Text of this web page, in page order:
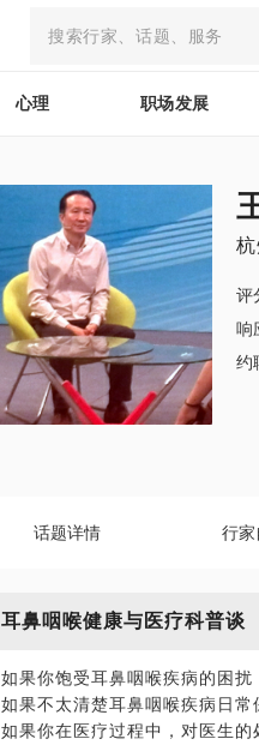
心理 职场发展
评
响
约
话题详情 行家
耳鼻咽喉健康与医疗科普谈
如果你饱受耳鼻咽喉疾病的困扰
如果不太清楚耳鼻咽喉疾病日常
如果你在医疗过程中，对医生的